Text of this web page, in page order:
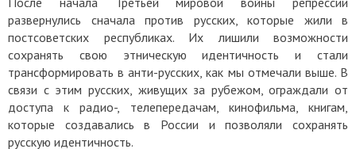
развернулись сначала против русских, которые жили в
постсоветских республиках. Их лишили возможности
сохранять свою этническую идентичность и стали
трансформировать в анти-русских, как мы отмечали выше. В
связи с этим русских, живущих за рубежом, ограждали от
доступа к радио-, телепередачам, кинофильма, книгам,
которые создавались в России и позволяли сохранять
русскую идентичность.